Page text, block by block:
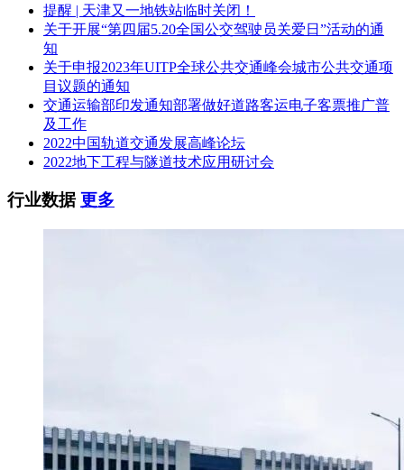
提醒 | 天津又一地铁站临时关闭！
关于开展“第四届5.20全国公交驾驶员关爱日”活动的通
知
关于申报2023年UITP全球公共交通峰会城市公共交通项
目议题的通知
交通运输部印发通知部署做好道路客运电子客票推广普
及工作
2022中国轨道交通发展高峰论坛
2022地下工程与隧道技术应用研讨会
行业数据更多